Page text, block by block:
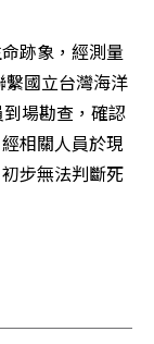
跡象，經測量
國立台灣海洋
場勘查，確認
相關人員於現
步無法判斷死